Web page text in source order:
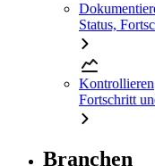
Status,
Kontrollieren
Fortschritt
Branchen